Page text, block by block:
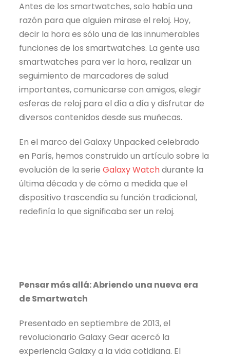
Antes de los smartwatches, solo había una
razón para que alguien mirase el reloj. Hoy,
decir la hora es sólo una de las innumerables
funciones de los smartwatches. La gente usa
smartwatches para ver la hora, realizar un
seguimiento de marcadores de salud
importantes, comunicarse con amigos, elegir
esferas de reloj para el día a día y disfrutar de
diversos contenidos desde sus muñecas.
En el marco del Galaxy Unpacked celebrado
en París, hemos construido un artículo sobre la
evolución de la serieGalaxy Watchdurante la
última década y de cómo a medida que el
dispositivo trascendía su función tradicional,
redefinía lo que significaba ser un reloj.
Pensar más allá: Abriendo una nueva era
de Smartwatch
Presentado en septiembre de 2013, el
revolucionario Galaxy Gear acercó la
experiencia Galaxy a la vida cotidiana. El